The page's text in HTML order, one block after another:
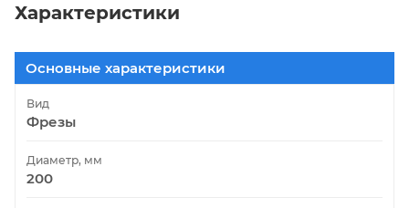
Характеристики
Основные характеристики
Вид
Фрезы
Диаметр, мм
200